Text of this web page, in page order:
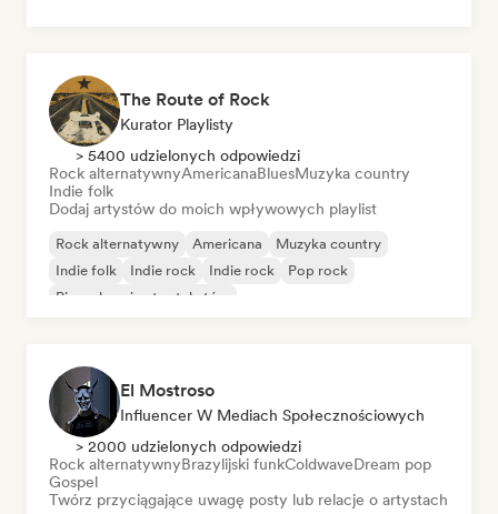
The Route of Rock
Kurator Playlisty
> 5400 udzielonych odpowiedzi
Rock alternatywnyAmericanaBluesMuzyka country
Indie folk
Dodaj artystów do moich wpływowych playlist
Rock alternatywny Americana
Muzyka country
Indie folk
Indie rock Indie rock
Pop rock
Piosenkarz i autor tekstów
El Mostroso
Influencer W Mediach Społecznościowych
> 2000 udzielonych odpowiedzi
Rock alternatywnyBrazylijski funkColdwaveDream pop
Gospel
Twórz przyciągające uwagę posty lub relacje o artystach